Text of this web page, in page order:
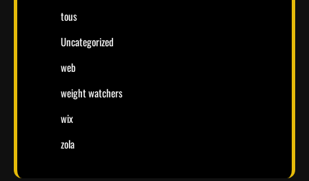
tous
Uncategorized
web
weight watchers
wix
zola